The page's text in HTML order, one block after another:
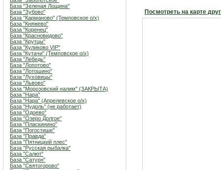
База "Зеленая Лощина"
База "Зубово"
База "Карманово" (Темповское о/х)
База "Княжево"
База "Коренец"
База "Красновидово"
База "Крутцы"
База "Куликово VIP"
База "Кутачи" (Темповское о/х)
База "Лебедь"
База "Лопотово"
База "Лотошино"
База "Луховицы"
База "Львово"
База "Морозовский налим" (ЗАКРЫТА)
База "Нара"
База "Нара" (Апрелевское о/х)
База "Нудоль" (не работает)
База "Одоево"
База "Озеро Долгое"
База "Пласкинино"
База "Погостище"
База "Правда"
База "Пятницкий плес"
База "Русская рыбалка"
База "Салют"
База "Сатурн"
База "Святогорово"
Посмотреть на карте